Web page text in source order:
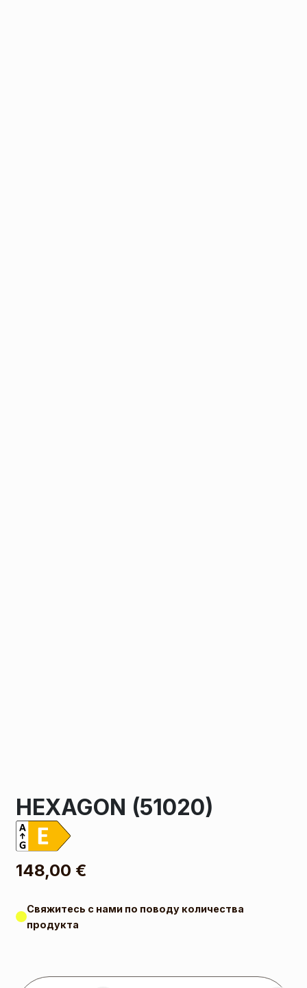
HEXAGON (51020)
148,00 €
Свяжитесь с нами по поводу количества
продукта